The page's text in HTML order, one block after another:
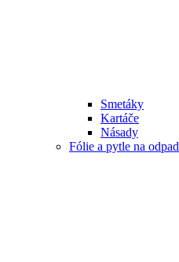
Smetáky
Kartáče
Násady
Fólie a pytle na odpad